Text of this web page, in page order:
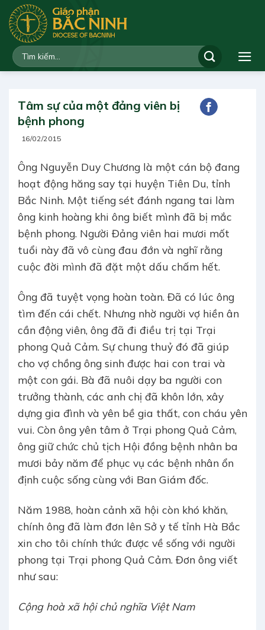
qua
dung
Tâm sự của một đảng viên bị
bệnh phong
16/02/2015
Ông Nguyễn Duy Chương là một cán bộ đang
hoạt động hăng say tại huyện Tiên Du, tỉnh
Bắc Ninh. Một tiếng sét đánh ngang tai làm
ông kinh hoàng khi ông biết mình đã bị mắc
bệnh phong. Người Đảng viên hai mươi mốt
tuổi này đã vô cùng đau đớn và nghĩ rằng
cuộc đời mình đã đặt một dấu chấm hết.
Ông đã tuyệt vọng hoàn toàn. Đã có lúc ông
tìm đến cái chết. Nhưng nhờ người vợ hiền ân
cần động viên, ông đã đi điều trị tại Trại
phong Quả Cảm. Sự chung thuỷ đó đã giúp
cho vợ chồng ông sinh được hai con trai và
một con gái. Bà đã nuôi dạy ba người con
trưởng thành, các anh chị đã khôn lớn, xây
dựng gia đình và yên bề gia thất, con cháu yên
vui. Còn ông yên tâm ở Trại phong Quả Cảm,
ông giữ chức chủ tịch Hội đồng bệnh nhân ba
mươi bảy năm để phục vụ các bệnh nhân ổn
định cuộc sống cùng với Ban Giám đốc.
Năm 1988, hoàn cảnh xã hội còn khó khăn,
chính ông đã làm đơn lên Sở y tế tỉnh Hà Bắc
xin cho tôi chính thức được về sống với người
phong tại Trại phong Quả Cảm. Đơn ông viết
như sau:
Cộng hoà xã hội chủ nghĩa Việt Nam